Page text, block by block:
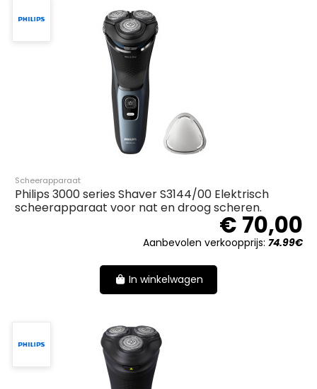
Scheerapparaat
Philips 3000 series Shaver S3144/00 Elektrisch
scheerapparaat voor nat en droog scheren.
€ 70,00
Aanbevolen verkoopprijs: 74.99€
In winkelwagen